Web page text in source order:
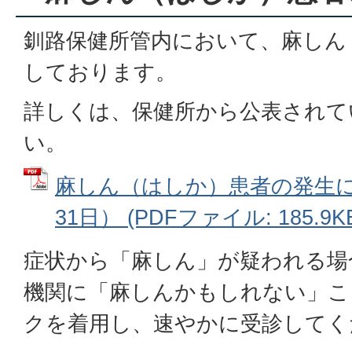
釧路保健所管内において、麻し
しております。
詳しくは、保健所から公表され
い。
麻しん（はしか）患者の発生
31日） (PDFファイル:
症状から「麻しん」が疑われる
機関に「麻しんかもしれない」
クを着用し、速やかに受診して